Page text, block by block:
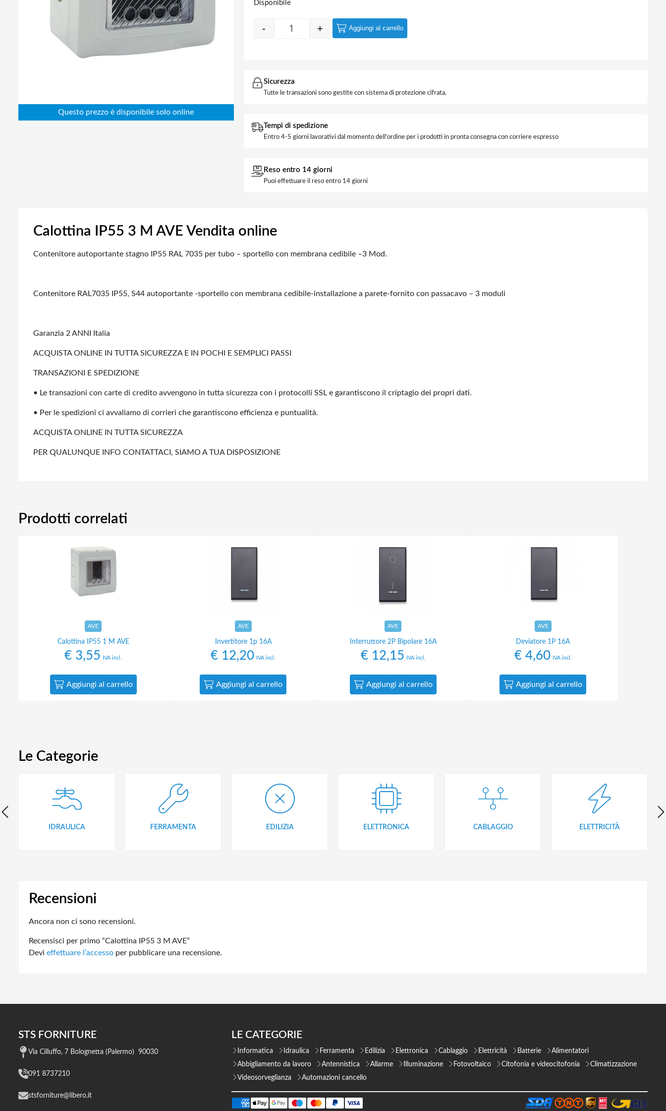
Abbigliamento da lavoro
Alimentatori
Elettronica
Edilizia
Disponibile
Quantity
- + Aggiungi al carrello
Sicurezza
Tutte le transazioni sono gestite con sistema di protezione cifrata.
Tempi di spedizione
Entro 4-5 giorni lavorativi dal momento dell'ordine per i prodotti in pronta consegna con corriere espresso
Reso entro 14 giorni
Puoi effettuare il reso entro 14 giorni
Calottina IP55 3 M AVE Vendita online
Contenitore autoportante stagno IP55 RAL 7035 per tubo – sportello con membrana cedibile –3 Mod.
Contenitore RAL7035 IP55, S44 autoportante -sportello con membrana cedibile-installazione a parete-fornito con passacavo – 3 moduli
Garanzia 2 ANNI Italia
ACQUISTA ONLINE IN TUTTA SICUREZZA E IN POCHI E SEMPLICI PASSI
TRANSAZIONI E SPEDIZIONE
• Le transazioni con carte di credito avvengono in tutta sicurezza con i protocolli SSL e garantiscono il criptagio dei propri dati.
• Per le spedizioni ci avvaliamo di corrieri che garantiscono efficienza e puntualità.
ACQUISTA ONLINE IN TUTTA SICUREZZA
PER QUALUNQUE INFO CONTATTACI, SIAMO A TUA DISPOSIZIONE
Prodotti correlati
AVE
Calottina IP55 1 M AVE
€ 3,55 IVA incl.
Aggiungi al carrello
AVE
Invertitore 1p 16A
€ 12,20 IVA incl.
Aggiungi al carrello
AVE
Interruttore 2P Bipolare 16A
€12,15 IVA incl.
Aggiungi al carrello
AVE
Deviatore 1P 16A
€4,60 IVA incl.
Aggiungi al carrello
Le Categorie
IDRAULICA FERRAMENTA EDILIZIA ELETTRONICA CABLAGGIO ELETTRICITÀ
Recensioni
Ancora non ci sono recensioni.
Recensisci per primo “Calottina IP55 3 M AVE”
Devi effettuare l’accesso per pubblicare una recensione.
STS FORNITURE
Via Cilluffo, 7 Bolognetta (Palermo) 90030
091 8737210
stsforniture@libero.it
LE CATEGORIE
Informatica Idraulica Ferramenta Edilizia Elettronica Cablaggio Elettricità Batterie
Alimentatori
Abbigliamento da lavoro
Antennistica Allarme Illuminazione Fotovoltaico Citofonia e videocitofonia
Climatizzazione
Videosorveglianza
Automazioni cancello